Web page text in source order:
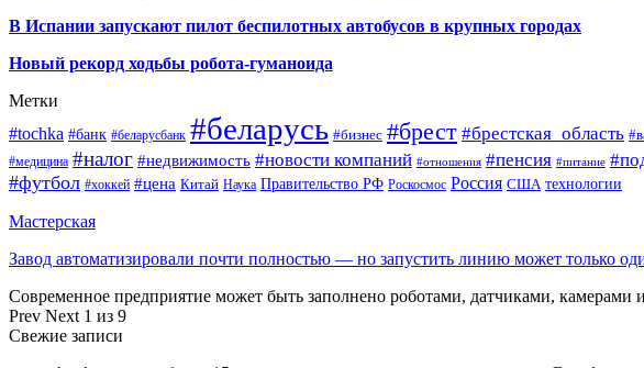
В Испании запускают пилот беспилотных автобусов в крупных городах
Новый рекорд ходьбы робота-гуманоида
Метки
#tochka #банк #беларусбанк #беларусь #бизнес #брест #брестская_область
#медицина #налог #недвижимость #новости компаний #отношения #пенсия #питание
#футбол #хоккей #цена Китай Наука Правительство РФ Роскосмос Россия США технологии
Мастерская
Завод автоматизировали почти полностью — но запустить линию может только
Современное предприятие может быть заполнено роботами, датчиками,
Prev Next 1 из 9
Свежие записи